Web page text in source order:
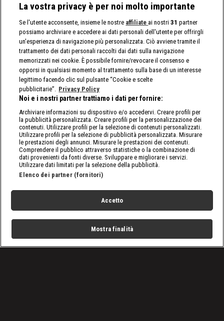
La vostra privacy è per noi molto importante
Se l'utente acconsente, insieme le nostre affiliate ai nostri31 partner
possiamo archiviare e accedere ai dati personali dell'utente per offrirgli
un'esperienza di navigazione più personalizzata. Ciò avviene tramite il
trattamento dei dati personali raccolti dai dati sulla navigazione
memorizzati nei cookie. È possibile fornire/revocare il consenso e
opporsi in qualsiasi momento al trattamento sulla base di un interesse
legittimo facendo clic sul pulsante “Cookie e scelte
pubblicitarie”. Privacy Policy
Noi e i nostri partner trattiamo i dati per fornire:
Archiviare informazioni su dispositivo e/o accedervi. Creare profili per
la pubblicità personalizzata. Creare profili per la personalizzazione dei
contenuti. Utilizzare profili per la selezione di contenuti personalizzati.
Utilizzare profili per la selezione di pubblicità personalizzata. Misurare
le prestazioni degli annunci. Misurare le prestazioni dei contenuti.
Comprendere il pubblico attraverso statistiche o la combinazione di
dati provenienti da fonti diverse. Sviluppare e migliorare i servizi.
Utilizzare dati limitati per la selezione della pubblicità.
Elenco dei partner (fornitori)
Accetto
Mostra finalità